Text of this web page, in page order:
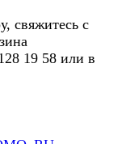
свяжитесь с
19 58 или в